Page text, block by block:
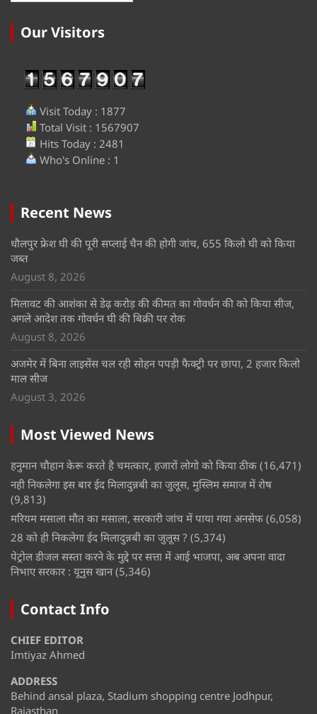
Our Visitors
Visit Today : 1877
Total Visit : 1567907
Hits Today : 2481
Who's Online : 1
Recent News
धौलपुर फ्रेश घी की पूरी सप्लाई चैन की होगी जांच, 655 किलो घी को किया
जब्त
August 8, 2026
मिलावट की आशंका से डेढ़ करोड़ की कीमत का गोवर्धन की को किया सीज,
अगले आदेश तक गोवर्धन घी की बिक्री पर रोक
August 8, 2026
अजमेर में बिना लाइसेंस चल रही सोहन पपड़ी फैक्ट्री पर छापा, 2 हजार किलो
माल सीज
August 3, 2026
Most Viewed News
हनुमान चौहान केरू करते है चमत्कार, हजारों लोगो को किया ठीक (16,471)
नही निकलेगा इस बार ईद मिलादुन्नबी का जुलूस, मुस्लिम समाज में रोष
(9,813)
मरियम मसाला मौत का मसाला, सरकारी जांच में पाया गया अनसेफ (6,058)
28 को ही निकलेगा ईद मिलादुन्नबी का जुलूस ? (5,374)
पेट्रोल डीजल सस्ता करने के मुद्दे पर सत्ता में आई भाजपा, अब अपना वादा
निभाए सरकार : यूनुस खान (5,346)
Contact Info
CHIEF EDITOR
Imtiyaz Ahmed
ADDRESS
Behind ansal plaza, Stadium shopping centre Jodhpur,
Rajasthan